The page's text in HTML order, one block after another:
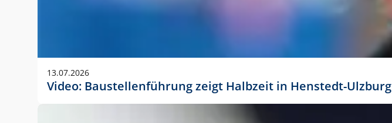
13.07.2026
Video: Baustellenführung zeigt Halbzeit in Henstedt-Ulzburg